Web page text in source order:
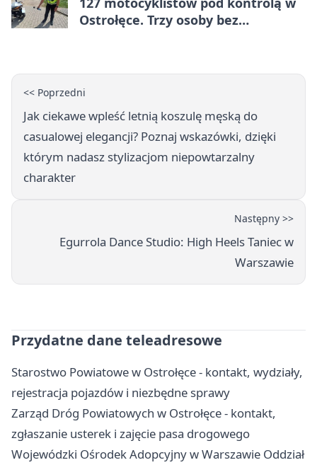
Ostrołęce. Trzy osoby bez
<< Poprzedni
Jak ciekawe wpleść letnią koszulę męską do
casualowej elegancji? Poznaj wskazówki, dzięki
którym nadasz stylizacjom niepowtarzalny
charakter
Następny >>
Egurrola Dance Studio: High Heels Taniec w
Warszawie
Przydatne dane teleadresowe
Starostwo Powiatowe w Ostrołęce - kontakt, wydziały,
rejestracja pojazdów i niezbędne sprawy
Zarząd Dróg Powiatowych w Ostrołęce - kontakt,
zgłaszanie usterek i zajęcie pasa drogowego
Wojewódzki Ośrodek Adopcyjny w Warszawie Oddział